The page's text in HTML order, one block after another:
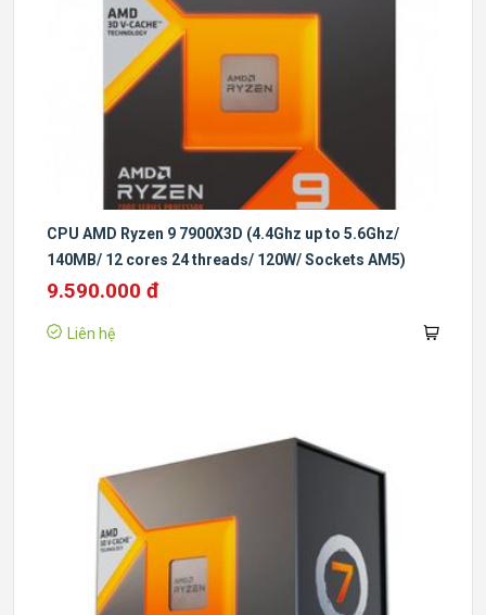
CPU AMD Ryzen 9 7900X3D (4.4Ghz up to 5.6Ghz/
140MB/ 12 cores 24 threads/ 120W/ Sockets AM5)
9.590.000 đ
Liên hệ